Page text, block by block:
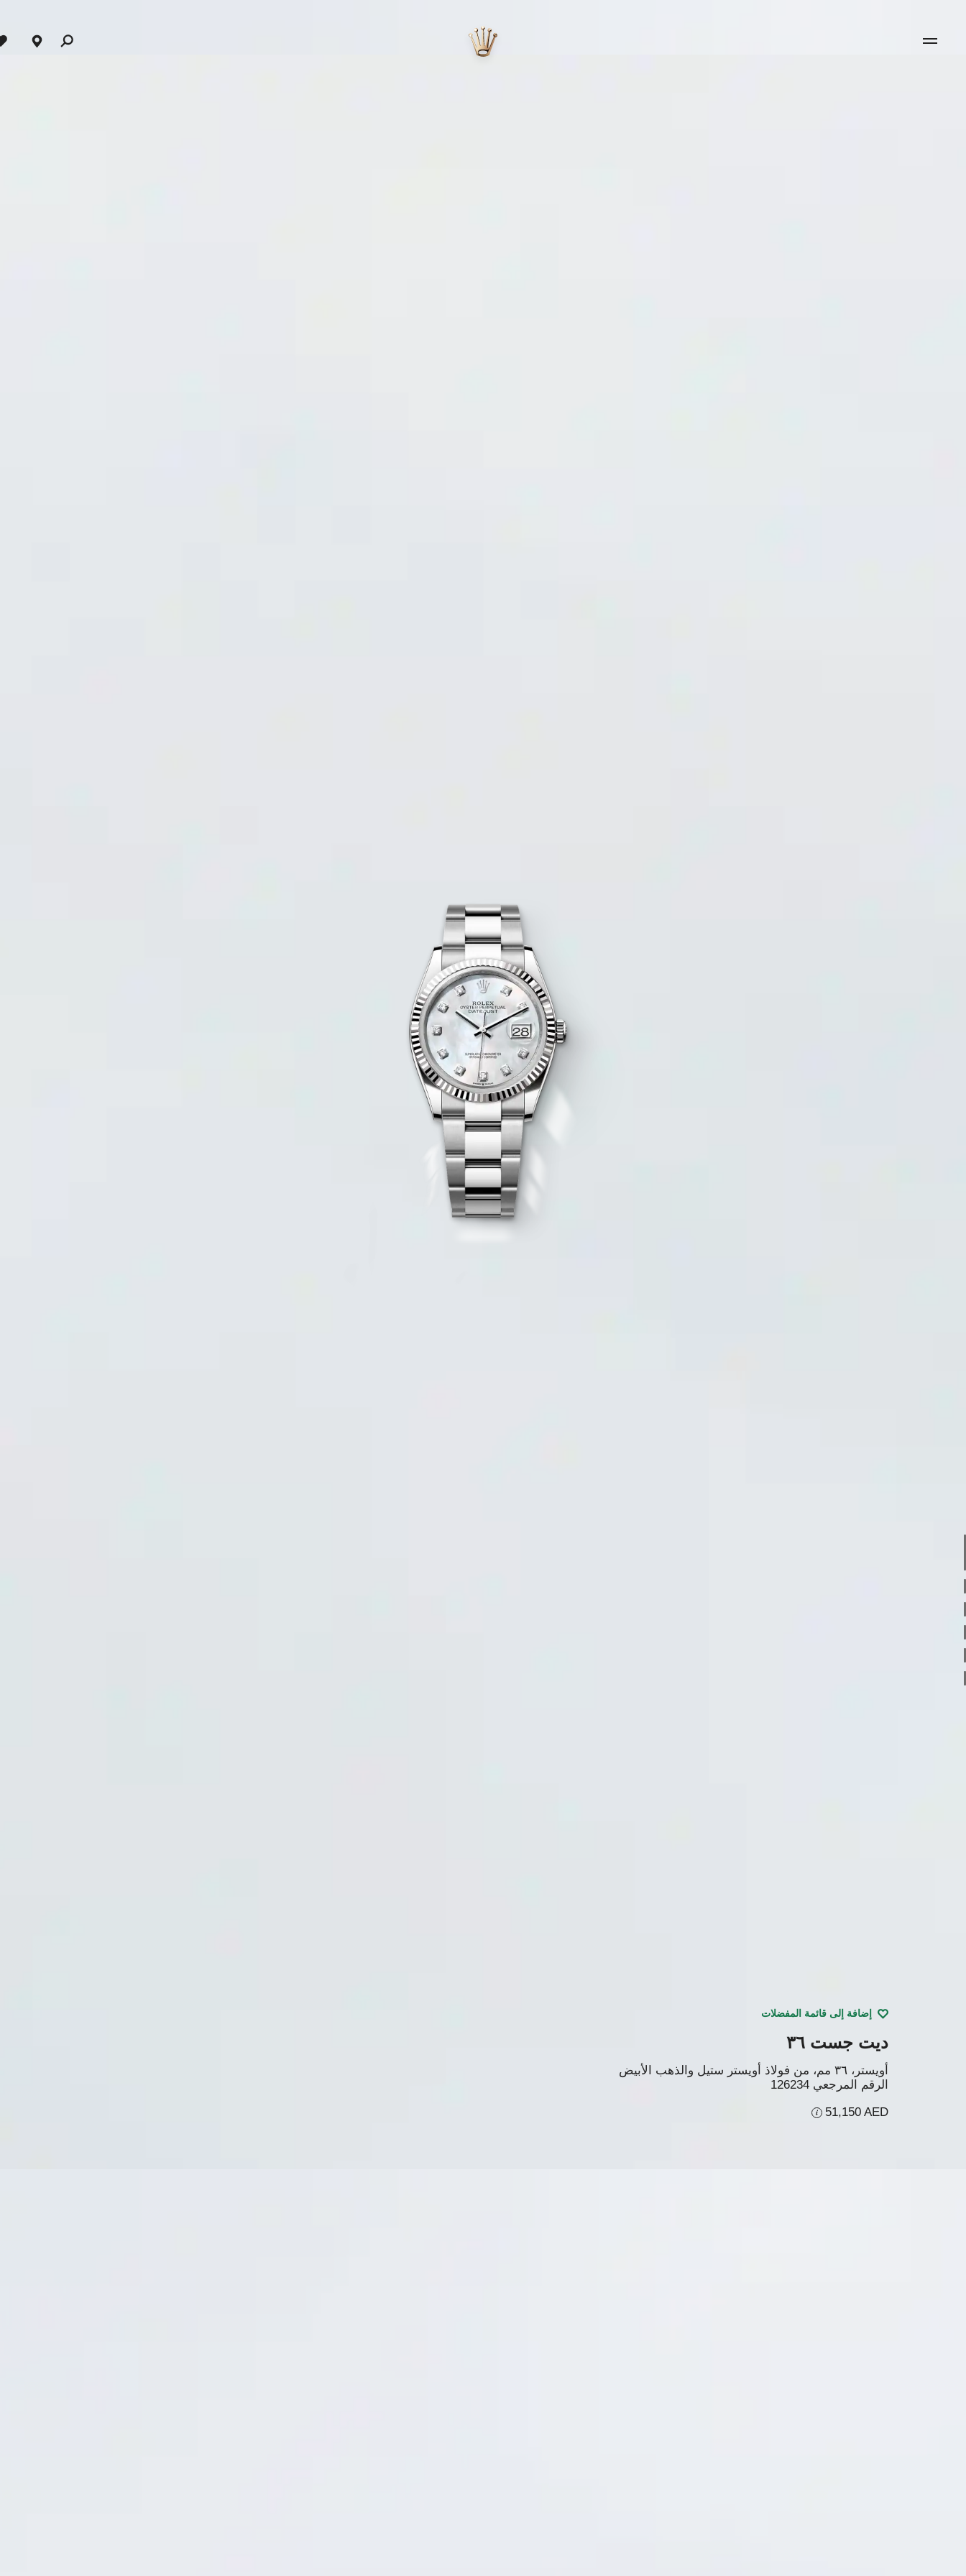
إضافة إلى قائمة المفضلات
ديت جست ٣٦
أويستر، ٣٦ مم، من فولاذ أويستر ستيل والذهب الأبيض
الرقم المرجعي 126234
51,150 AED